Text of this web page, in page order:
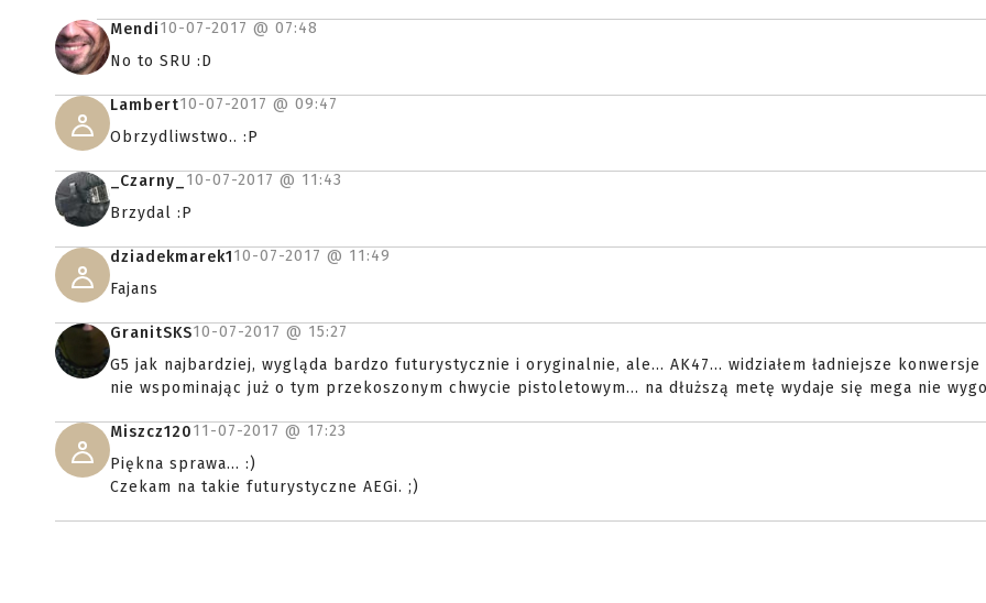
Mendi10-07-2017 @ 07:48
No to SRU :D
Lambert10-07-2017 @ 09:47
Obrzydliwstwo.. :P
_Czarny_ 10-07-2017 @ 11:43
Brzydal :P
dziadekmarek110-07-2017 @ 11:49
Fajans
GranitSKS10-07-2017 @ 15:27
G5 jak najbardziej, wygląda bardzo futurystycznie i oryginalnie, ale... AK47... widziałem ładniejsze
nie wspominając już o tym przekoszonym chwycie pistoletowym... na dłuższą metę wydaje się mega nie
Miszcz12011-07-2017 @ 17:23
Piękna sprawa... :)
Czekam na takie futurystyczne AEGi. ;)